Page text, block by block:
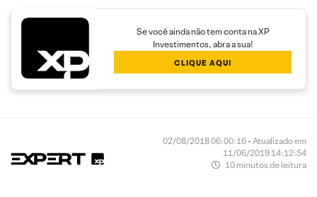
Se você ainda não tem conta na XP
Investimentos, abra a sua!
CLIQUE AQUI
02/08/2018 06:00:16 • Atualizado em
11/06/2019 14:12:54
10 minutos de leitura